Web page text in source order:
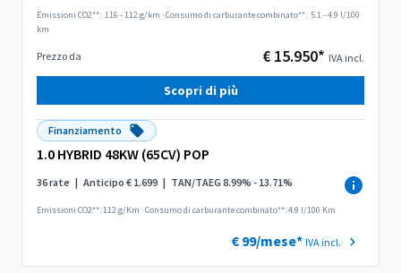
Emissioni CO2**: 116 - 112 g/km ·Consumo di carburante combinato**: 5.1 - 4.9 l/100
km
Prezzo da € 15.950* IVA incl.
Scopri di più
Finanziamento
1.0 HYBRID 48KW (65CV) POP
36 rate | Anticipo € 1.699 | TAN/TAEG 8.99% - 13.71%
Emissioni CO2**: 112 g/Km ·Consumo di carburante combinato**: 4.9 l/100 Km
€ 99/mese* IVA incl.